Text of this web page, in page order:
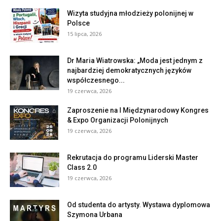
Wizyta studyjna młodzieży polonijnej w
Polsce
15 lipca, 2026
Dr Maria Wiatrowska: „Moda jest jednym z
najbardziej demokratycznych języków
współczesnego...
19 czerwca, 2026
Zaproszenie na I Międzynarodowy Kongres
& Expo Organizacji Polonijnych
19 czerwca, 2026
Rekrutacja do programu Liderski Master
Class 2.0
19 czerwca, 2026
Od studenta do artysty. Wystawa dyplomowa
Szymona Urbana